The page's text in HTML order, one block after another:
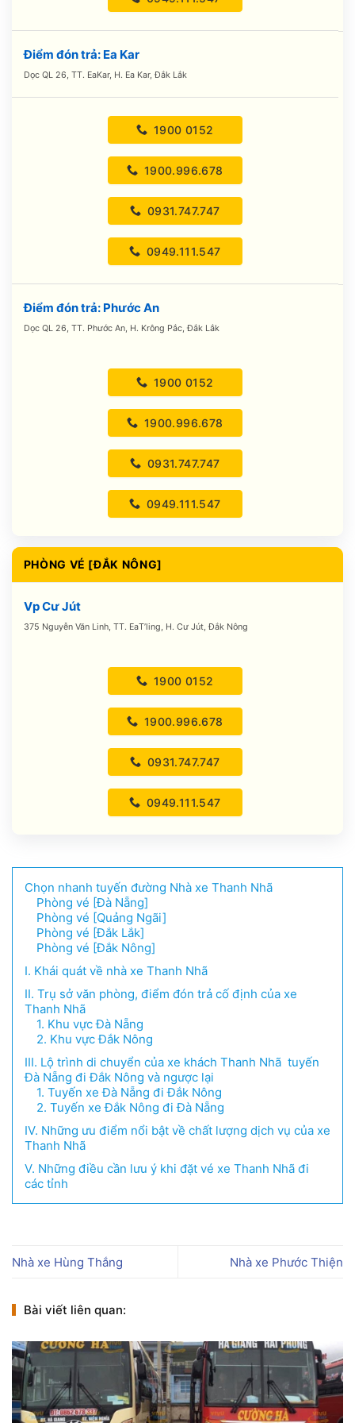
Điểm đón trả: Ea Kar
Dọc QL 26, TT. EaKar, H. Ea Kar, Đắk Lắk
1900 0152
1900.996.678
0931.747.747
0949.111.547
Điểm đón trả: Phước An
Dọc QL 26, TT. Phước An, H. Krông Pắc, Đắk Lắk
1900 0152
1900.996.678
0931.747.747
0949.111.547
PHÒNG VÉ [ĐẮK NÔNG]
Vp Cư Jút
375 Nguyễn Văn Linh, TT. EaT’ling, H. Cư Jút, Đắk Nông
1900 0152
1900.996.678
0931.747.747
0949.111.547
Chọn nhanh tuyến đường Nhà xe Thanh Nhã
Phòng vé [Đà Nẵng]
Phòng vé [Quảng Ngãi]
Phòng vé [Đắk Lắk]
Phòng vé [Đắk Nông]
I. Khái quát về nhà xe Thanh Nhã
II. Trụ sở văn phòng, điểm đón trả cố định của xe
Thanh Nhã
1. Khu vực Đà Nẵng
2. Khu vực Đắk Nông
III. Lộ trình di chuyển của xe khách Thanh Nhã tuyến
Đà Nẵng đi Đắk Nông và ngược lại
1. Tuyến xe Đà Nẵng đi Đắk Nông
2. Tuyến xe Đắk Nông đi Đà Nẵng
IV. Những ưu điểm nổi bật về chất lượng dịch vụ của xe
Thanh Nhã
V. Những điều cần lưu ý khi đặt vé xe Thanh Nhã đi
các tỉnh
Nhà xe Hùng Thắng Nhà xe Phước Thiện
Bài viết liên quan: